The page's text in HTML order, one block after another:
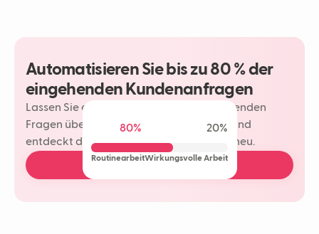
Automatisieren Sie bis zu 80 % der
eingehenden Kundenanfragen
Lassen Sie einen Neople Ihre wiederkehrenden
Fragen übernehmen. Ihr Team spart Zeit und
entdeckt die Freude am Kundenkontakt neu.
Kostenlose Demo buchen
80% 20%
RoutinearbeitWirkungsvolle Arbeit